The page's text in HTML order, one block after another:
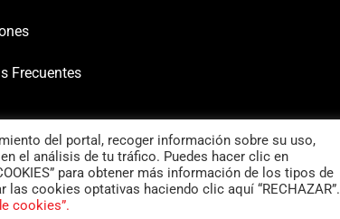
Frecuentes
COPYRIGHT ©demoto 2024
del portal, recoger información sobre su uso,
el análisis de tu tráfico. Puedes hacer clic en
para obtener más información de los tipos de
cookies optativas haciendo clic aquí “RECHAZAR”.
cookies”.